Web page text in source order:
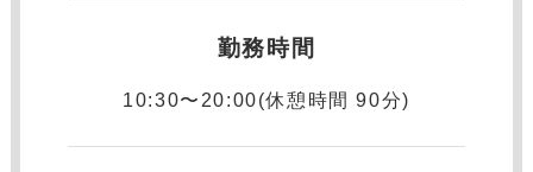
勤務時間
10:30〜20:00(休憩時間 90分)